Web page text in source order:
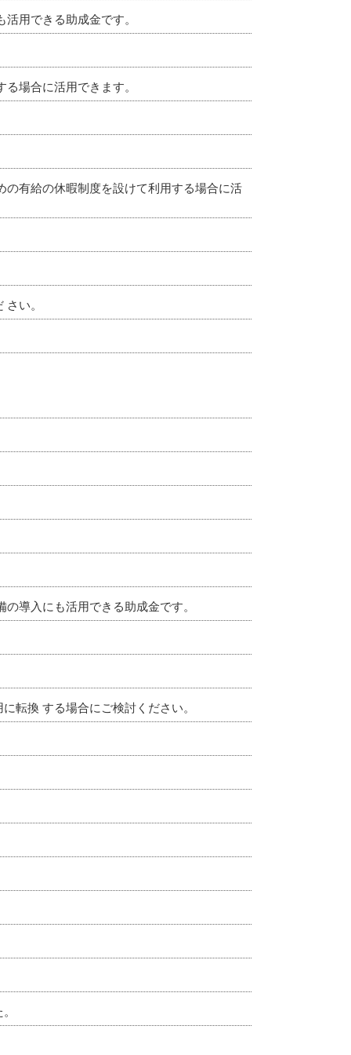
用できる助成金です。
場合に活用できます。
有給の休暇制度を設けて利用する場合に活
い。
導入にも活用できる助成金です。
転換 する場合にご検討ください。